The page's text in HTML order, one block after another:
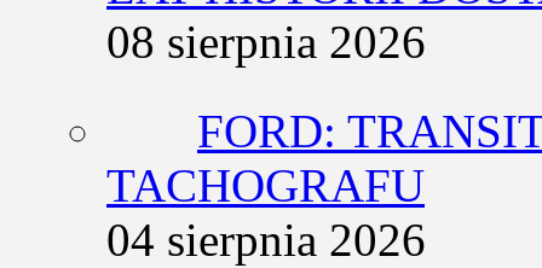
08 sierpnia 2026
FORD:
TACHOGRAFU
04 sierpnia 2026